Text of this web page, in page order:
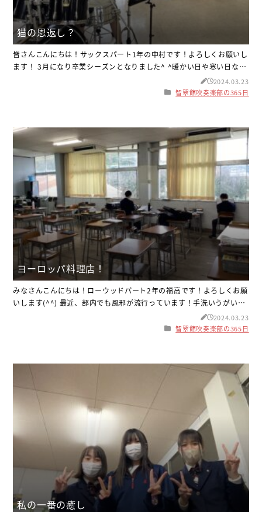
猫の恩返し？
皆さんこんにちは！サックスパート1年の中村です！よろしくお願いし
ます！ 3月になり卒業シーズンとなりました^ ^暖かい日や寒い日など
寒暖差が激しくなっていますが、体調に気をつけて元気に過ごしまし
ょう！ さて話は変わりますが、先日祖母の家に行ってきました！その
す！天気が良く、梅の
2024.03.23
智翠館吹奏楽部の365日
ヨーロッパ料理店！
みなさんこんにちは！ローウッドパート2年の福高です！よろしくお願
いします(^^) 最近、部内でも風邪が流行っています！手洗いうがいだ
けでなくマスクを着用するなど、一人一人が予防するようにしましょ
う！ さて話は変わりますが、年末年始の帰省の時にヨーロッパ料理店
伸びてチーズ好き
2024.03.23
智翠館吹奏楽部の365日
私の一番の癒し